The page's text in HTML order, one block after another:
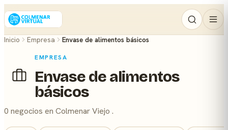
Inicio Empresa Envase de alimentos básicos
EMPRESA
Envase de alimentos
básicos
0 negocios en Colmenar Viejo .